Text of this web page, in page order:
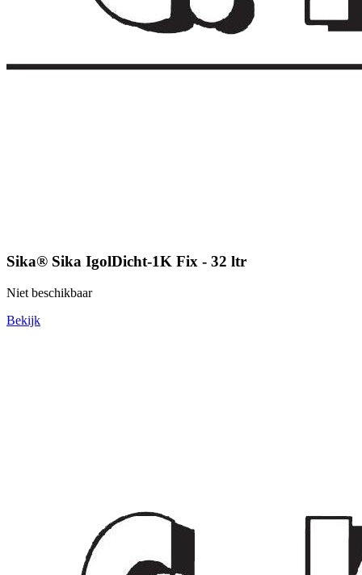
Sika® Sika IgolDicht-1K Fix - 32 ltr
Niet beschikbaar
Bekijk